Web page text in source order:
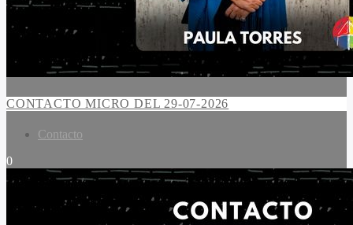
CONTACTO MICRO DEL 29-07-2026
Contacto
0